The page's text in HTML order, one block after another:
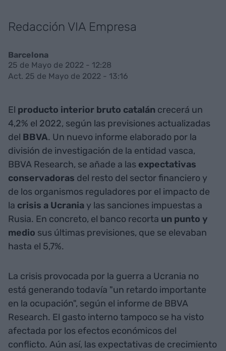
Redacción VIA Empresa
Barcelona
25 de Mayo de 2022 - 12:28
Act. 25 de Mayo de 2022 - 13:16
El producto interior bruto catalán crecerá un
4,2% el 2022, según las previsiones actualizadas
del BBVA. Un nuevo informe elaborado por la
división de investigación de la entidad vasca,
BBVA Research, se añade a las expectativas
conservadoras del resto del sector financiero y
de los organismos reguladores por el impacto de
la crisis a Ucrania y las sanciones impuestas a
Rusia. En concreto, el banco recorta un punto y
medio sus últimas previsiones, que se elevaban
hasta el 5,7%.
La crisis provocada por la guerra a Ucrania no
está generando todavía "un retardo importante
en la ocupación", según el informe de BBVA
Research. El gasto interno tampoco se ha visto
afectada por los efectos económicos del
conflicto. Aún así, las expectativas de crecimiento